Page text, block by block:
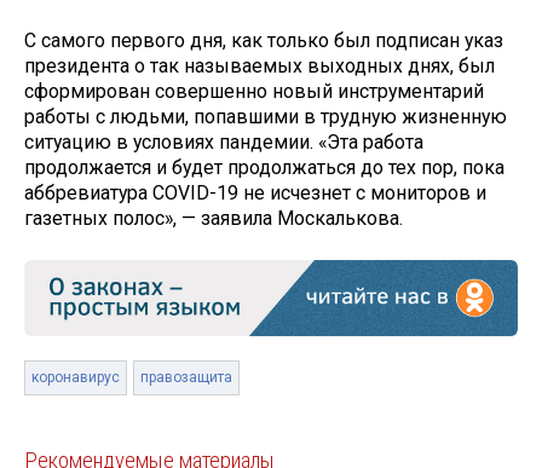
С самого первого дня, как только был подписан указ
президента о так называемых выходных днях, был
сформирован совершенно новый инструментарий
работы с людьми, попавшими в трудную жизненную
ситуацию в условиях пандемии. «Эта работа
продолжается и будет продолжаться до тех пор, пока
аббревиатура COVID-19 не исчезнет с мониторов и
газетных полос», — заявила Москалькова.
коронавирус правозащита
Рекомендуемые материалы